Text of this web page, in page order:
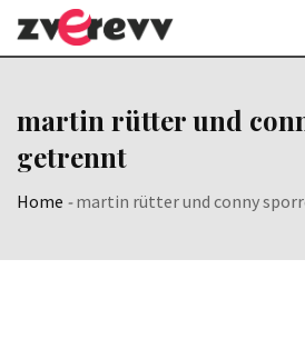
Skip
martin rütter und
getrennt
Home -martin rütter und conny